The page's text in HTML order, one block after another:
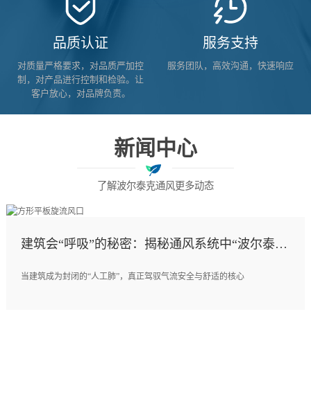
品质认证
对质量严格要求，对品质严加控
制，对产品进行控制和检验。让
客户放心，对品牌负责。
服务支持
服务团队，高效沟通，快速响应
新闻中心
了解波尔泰克通风更多动态
建筑会“呼吸”的秘密：揭秘通风系统中“波尔泰克
当建筑成为封闭的“人工肺”，真正驾驭气流安全与舒适的核心